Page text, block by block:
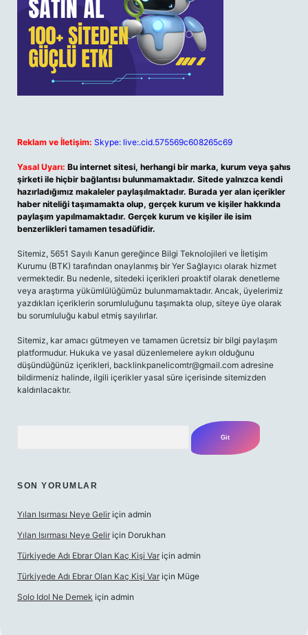
Reklam ve İletişim: Skype: live:.cid.575569c608265c69
Yasal Uyarı: Bu internet sitesi, herhangi bir marka, kurum veya şahıs
şirketi ile hiçbir bağlantısı bulunmamaktadır. Sitede yalnızca kendi
hazırladığımız makaleler paylaşılmaktadır. Burada yer alan içerikler
haber niteliği taşımamakta olup, gerçek kurum ve kişiler hakkında
paylaşım yapılmamaktadır. Gerçek kurum ve kişiler ile isim
benzerlikleri tamamen tesadüfidir.
Sitemiz, 5651 Sayılı Kanun gereğince Bilgi Teknolojileri ve İletişim
Kurumu (BTK) tarafından onaylanmış bir Yer Sağlayıcı olarak hizmet
vermektedir. Bu nedenle, sitedeki içerikleri proaktif olarak denetleme
veya araştırma yükümlülüğümüz bulunmamaktadır. Ancak, üyelerimiz
yazdıkları içeriklerin sorumluluğunu taşımakta olup, siteye üye olarak
bu sorumluluğu kabul etmiş sayılırlar.
Sitemiz, kar amacı gütmeyen ve tamamen ücretsiz bir bilgi paylaşım
platformudur. Hukuka ve yasal düzenlemelere aykırı olduğunu
düşündüğünüz içerikleri, backlinkpanelicomtr@gmail.com adresine
bildirmeniz halinde, ilgili içerikler yasal süre içerisinde sitemizden
kaldırılacaktır.
SON YORUMLAR
Yılan Isırması Neye Gelir için admin
Yılan Isırması Neye Gelir için Dorukhan
Türkiyede Adı Ebrar Olan Kaç Kişi Var için admin
Türkiyede Adı Ebrar Olan Kaç Kişi Var için Müge
Solo Idol Ne Demek için admin